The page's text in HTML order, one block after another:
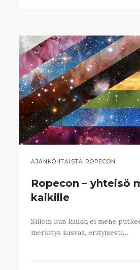
AJANKOHTAISTA ROPECON
Ropecon – yhteisö
kaikille
Silloin kun kaikki ei mene
merkitys kasvaa, erityisesti…